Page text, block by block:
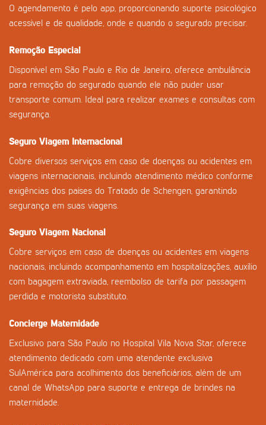
O agendamento é pelo app, proporcionando suporte psicológico
acessível e de qualidade, onde e quando o segurado precisar.
Remoção Especial
Disponível em São Paulo e Rio de Janeiro, oferece ambulância
para remoção do segurado quando ele não puder usar
transporte comum. Ideal para realizar exames e consultas com
segurança.
Seguro Viagem Internacional
Cobre diversos serviços em caso de doenças ou acidentes em
viagens internacionais, incluindo atendimento médico conforme
exigências dos países do Tratado de Schengen, garantindo
segurança em suas viagens.
Seguro Viagem Nacional
Cobre serviços em caso de doenças ou acidentes em viagens
nacionais, incluindo acompanhamento em hospitalizações, auxílio
com bagagem extraviada, reembolso de tarifa por passagem
perdida e motorista substituto.
Concierge Maternidade
Exclusivo para São Paulo no Hospital Vila Nova Star, oferece
atendimento dedicado com uma atendente exclusiva
SulAmérica para acolhimento dos beneficiários, além de um
canal de WhatsApp para suporte e entrega de brindes na
maternidade.